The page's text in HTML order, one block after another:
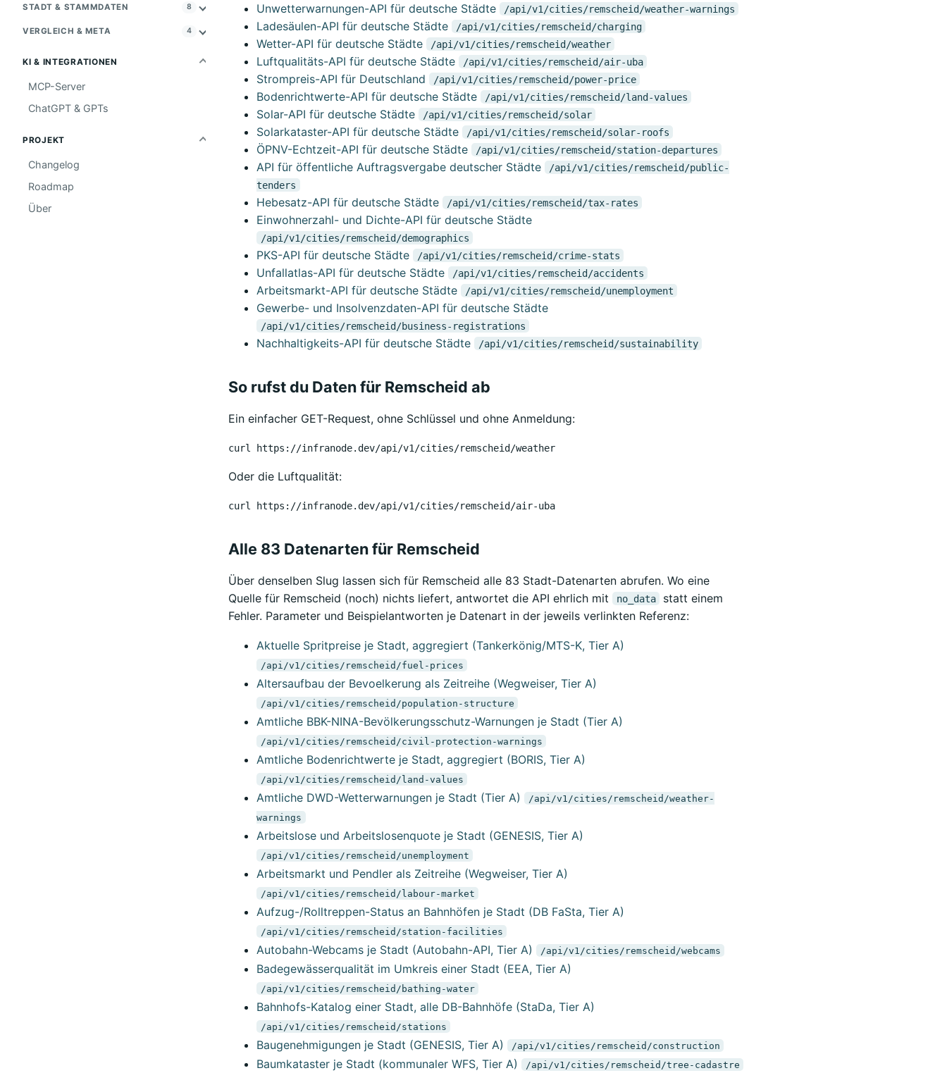
STADT & STAMMDATEN 8
VERGLEICH & META 4
KI & INTEGRATIONEN
MCP-Server
ChatGPT & GPTs
PROJEKT
Changelog
Roadmap
Über
Unwetterwarnungen-API für deutsche Städte /api/v1/cities/remscheid/weather-warnings
Ladesäulen-API für deutsche Städte /api/v1/cities/remscheid/charging
Wetter-API für deutsche Städte /api/v1/cities/remscheid/weather
Luftqualitäts-API für deutsche Städte /api/v1/cities/remscheid/air-uba
Strompreis-API für Deutschland /api/v1/cities/remscheid/power-price
Bodenrichtwerte-API für deutsche Städte /api/v1/cities/remscheid/land-values
Solar-API für deutsche Städte /api/v1/cities/remscheid/solar
Solarkataster-API für deutsche Städte /api/v1/cities/remscheid/solar-roofs
ÖPNV-Echtzeit-API für deutsche Städte /api/v1/cities/remscheid/station-departures
API für öffentliche Auftragsvergabe deutscher Städte
/api/v1/cities/remscheid/public-
tenders
Hebesatz-API für deutsche Städte /api/v1/cities/remscheid/tax-rates
Einwohnerzahl- und Dichte-API für deutsche Städte
/api/v1/cities/remscheid/demographics
PKS-API für deutsche Städte /api/v1/cities/remscheid/crime-stats
Unfallatlas-API für deutsche Städte /api/v1/cities/remscheid/accidents
Arbeitsmarkt-API für deutsche Städte /api/v1/cities/remscheid/unemployment
Gewerbe- und Insolvenzdaten-API für deutsche Städte
/api/v1/cities/remscheid/business-registrations
Nachhaltigkeits-API für deutsche Städte /api/v1/cities/remscheid/sustainability
So rufst du Daten für Remscheid ab
Ein einfacher GET-Request, ohne Schlüssel und ohne Anmeldung:
curl https://infranode.dev/api/v1/cities/remscheid/weather
Oder die Luftqualität:
curl https://infranode.dev/api/v1/cities/remscheid/air-uba
Alle 83 Datenarten für Remscheid
Über denselben Slug lassen sich für Remscheid alle 83 Stadt-Datenarten abrufen. Wo eine
Quelle für Remscheid (noch) nichts liefert, antwortet die API ehrlich mit
no_data
statt einem
Fehler. Parameter und Beispielantworten je Datenart in der jeweils verlinkten Referenz:
Aktuelle Spritpreise je Stadt, aggregiert (Tankerkönig/MTS-K, Tier A)
/api/v1/cities/remscheid/fuel-prices
Altersaufbau der Bevoelkerung als Zeitreihe (Wegweiser, Tier A)
/api/v1/cities/remscheid/population-structure
Amtliche BBK-NINA-Bevölkerungsschutz-Warnungen je Stadt (Tier A)
/api/v1/cities/remscheid/civil-protection-warnings
Amtliche Bodenrichtwerte je Stadt, aggregiert (BORIS, Tier A)
/api/v1/cities/remscheid/land-values
Amtliche DWD-Wetterwarnungen je Stadt (Tier A)
/api/v1/cities/remscheid/weather-
warnings
Arbeitslose und Arbeitslosenquote je Stadt (GENESIS, Tier A)
/api/v1/cities/remscheid/unemployment
Arbeitsmarkt und Pendler als Zeitreihe (Wegweiser, Tier A)
/api/v1/cities/remscheid/labour-market
Aufzug-/Rolltreppen-Status an Bahnhöfen je Stadt (DB FaSta, Tier A)
/api/v1/cities/remscheid/station-facilities
Autobahn-Webcams je Stadt (Autobahn-API, Tier A) /api/v1/cities/remscheid/webcams
Badegewässerqualität im Umkreis einer Stadt (EEA, Tier A)
/api/v1/cities/remscheid/bathing-water
Bahnhofs-Katalog einer Stadt, alle DB-Bahnhöfe (StaDa, Tier A)
/api/v1/cities/remscheid/stations
Baugenehmigungen je Stadt (GENESIS, Tier A) /api/v1/cities/remscheid/construction
Baumkataster je Stadt (kommunaler WFS, Tier A) /api/v1/cities/remscheid/tree-cadastre